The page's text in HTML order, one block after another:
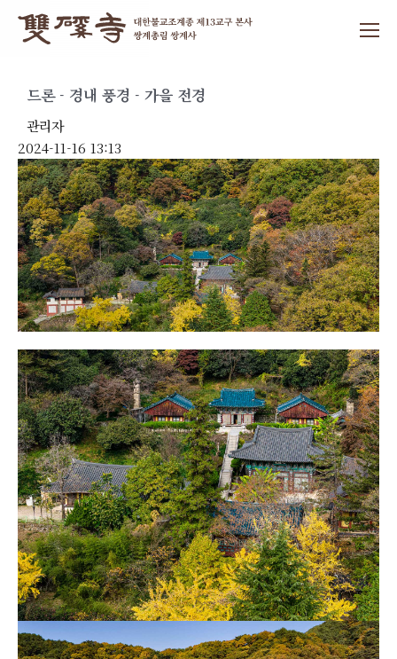
드론 - 경내 풍경 - 가을 전경
관리자
2024-11-16 13:13